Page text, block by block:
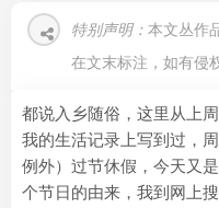
特别声明： 本文丛作
在文末标注，如有侵
都说入乡随俗，这里从上
我的生活记录上写到过，
例外）过节休假，今天又
个节日的由来，我到网上